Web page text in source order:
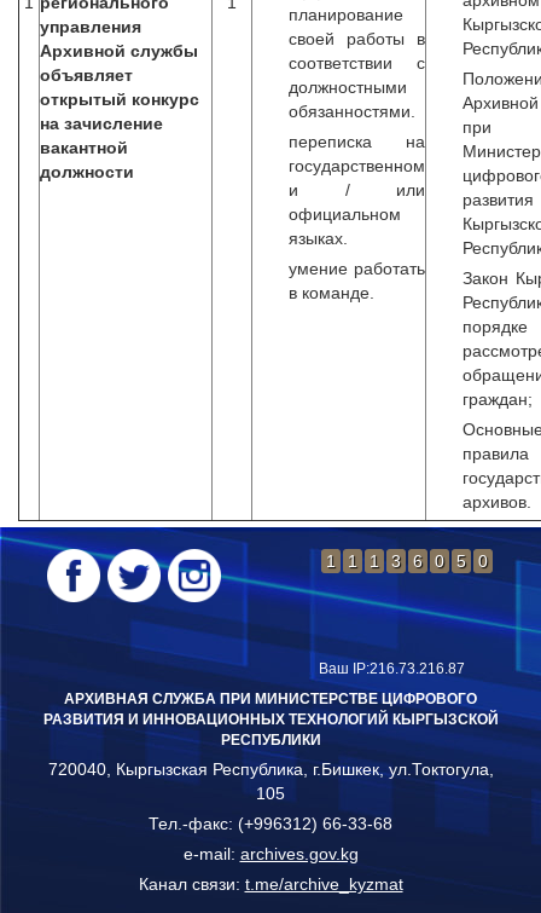
управления
Архивной службы
объявляет
открытый конкурс
на зачисление
вакантной
должности
планирование
своей работы в
соответствии с
должностными
обязанностями.
переписка на
государственном
и / или
официальном
языках.
умение работать
в команде.
при
развития
Закон
порядке
граждан;
архивов.
1 1 1 3 6 0 5 0
Ваш IP:216.73.216.87
АРХИВНАЯ СЛУЖБА ПРИ МИНИСТЕРСТВЕ ЦИФРОВОГО
РАЗВИТИЯ И ИННОВАЦИОННЫХ ТЕХНОЛОГИЙ КЫРГЫЗСКОЙ
РЕСПУБЛИКИ
720040, Кыргызская Республика, г.Бишкек, ул.Токтогула,
105
Тел.-факс: (+996312) 66-33-68
e-mail: archives.gov.kg
Канал связи: t.me/archive_kyzmat